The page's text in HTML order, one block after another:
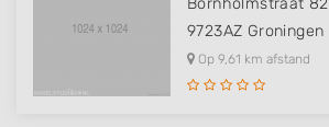
Bornholmstraat 82
9723AZ Groningen
Op 9,61 km afstand